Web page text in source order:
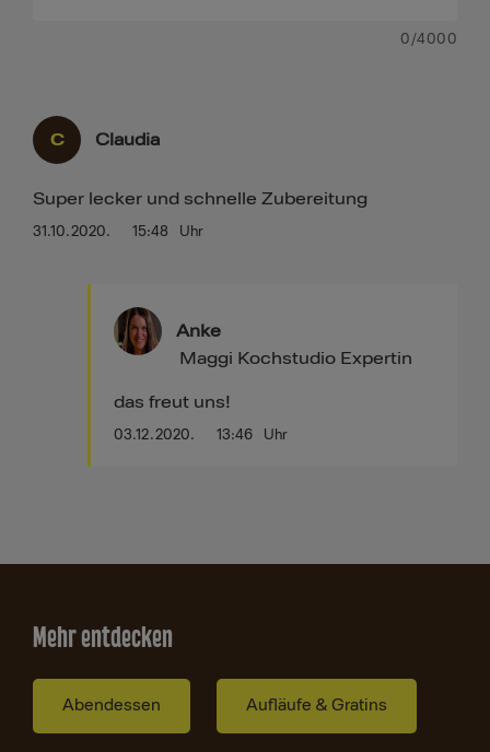
0 /4000
C Claudia
31.10.2020. 15:48 Uhr
Super lecker und schnelle Zubereitung
Anke
03.12.2020. 13:46 Uhr
Maggi Kochstudio Expertin
das freut uns!
Mehr entdecken
Abendessen Aufläufe & Gratins